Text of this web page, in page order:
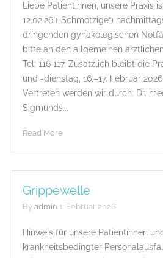
Liebe Patientinnen, unsere Praxis
12.02.26 („Schmotzige“)
dringenden gynäkologischen
bitte an den allgemeinen
Tel: 116 117. Zusätzlich bleibt die
und -dienstag, 16.–17. Februar
Vertreten werden wir durch: Dr.
Sigmunds...
Read More
Grippewelle
By admin 1. Februar 2026
Hinweis für unsere Patientinnen
krankheitsbedingter